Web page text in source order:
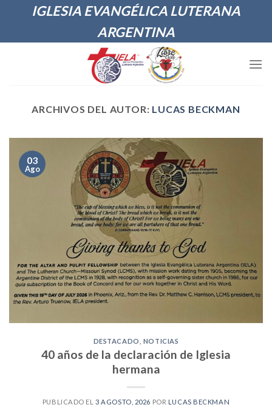
IGLESIA EVANGÉLICA LUTERANA
ARGENTINA
ARCHIVOS DEL AUTOR: LUCAS BECKMAN
03
Ago
DESTACADO NOTICIAS
40 años de la declaración de Iglesia
hermana
PUBLICADO EL3 AGOSTO, 2026 POR LUCAS BECKMAN